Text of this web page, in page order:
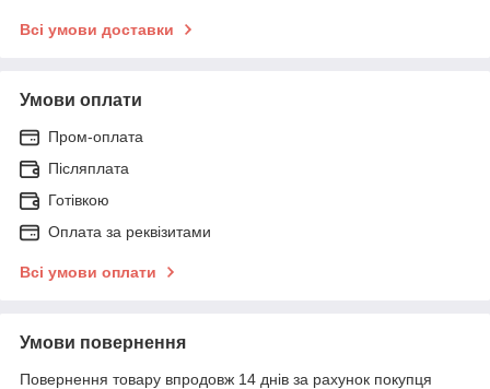
Всі умови доставки
Умови оплати
Пром-оплата
Післяплата
Готівкою
Оплата за реквізитами
Всі умови оплати
Умови повернення
Повернення товару впродовж 14 днів за рахунок покупця